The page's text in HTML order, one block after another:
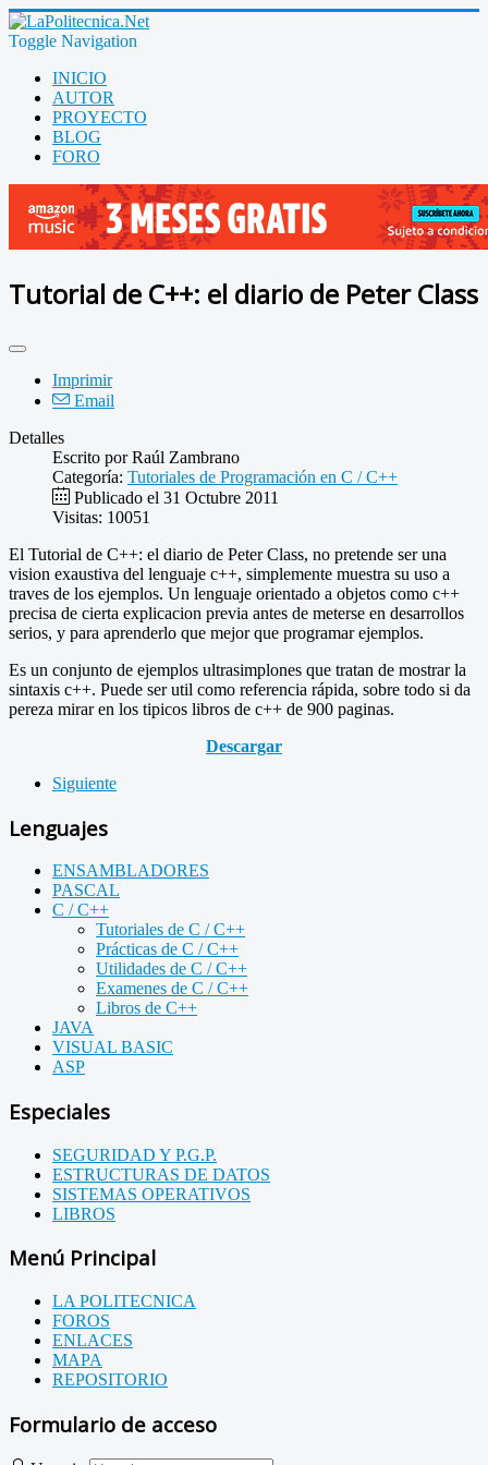
Toggle Navigation
INICIO
AUTOR
PROYECTO
BLOG
FORO
Tutorial de C++: el diario de Peter Class
Imprimir
Email
Detalles
Escrito porRaúl Zambrano
Categoría: Tutoriales de Programación en C / C++
Publicado el 31 Octubre 2011
Visitas: 10051
El Tutorial de C++: el diario de Peter Class, no pretende ser una
vision exaustiva del lenguaje c++, simplemente muestra su uso a
traves de los ejemplos. Un lenguaje orientado a objetos como c++
precisa de cierta explicacion previa antes de meterse en desarrollos
serios, y para aprenderlo que mejor que programar ejemplos.
Es un conjunto de ejemplos ultrasimplones que tratan de mostrar la
sintaxis c++. Puede ser util como referencia rápida, sobre todo si da
pereza mirar en los tipicos libros de c++ de 900 paginas.
Descargar
Siguiente
Lenguajes
ENSAMBLADORES
PASCAL
C / C++
Tutoriales de C / C++
Prácticas de C / C++
Utilidades de C / C++
Examenes de C / C++
Libros de C++
JAVA
VISUAL BASIC
ASP
Especiales
SEGURIDAD Y P.G.P.
ESTRUCTURAS DE DATOS
SISTEMAS OPERATIVOS
LIBROS
Menú Principal
LA POLITECNICA
FOROS
ENLACES
MAPA
REPOSITORIO
Formulario de acceso